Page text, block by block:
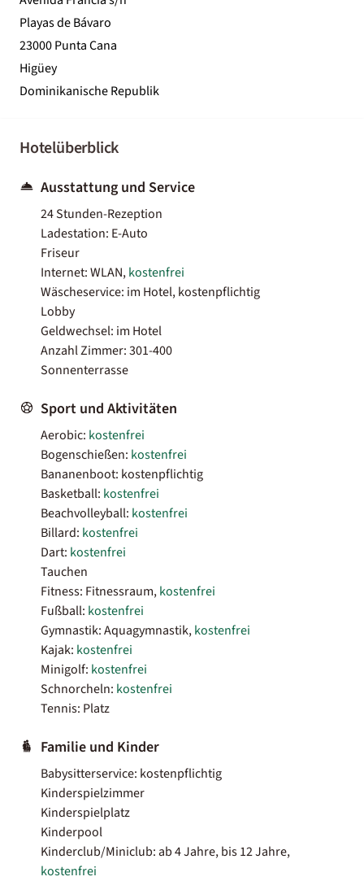
Playas de Bávaro
23000 Punta Cana
Higüey
Dominikanische Republik
Hotelüberblick
Ausstattung und Service
24 Stunden-Rezeption
Ladestation: E-Auto
Friseur
Internet: WLAN,kostenfrei
Wäscheservice: im Hotel, kostenpflichtig
Lobby
Geldwechsel: im Hotel
Anzahl Zimmer: 301-400
Sonnenterrasse
Sport und Aktivitäten
Aerobic: kostenfrei
Bogenschießen: kostenfrei
Bananenboot: kostenpflichtig
Basketball: kostenfrei
Beachvolleyball: kostenfrei
Billard: kostenfrei
Dart: kostenfrei
Tauchen
Fitness: Fitnessraum,kostenfrei
Fußball: kostenfrei
Gymnastik: Aquagymnastik,kostenfrei
Kajak: kostenfrei
Minigolf: kostenfrei
Schnorcheln: kostenfrei
Tennis: Platz
Familie und Kinder
Babysitterservice: kostenpflichtig
Kinderspielzimmer
Kinderspielplatz
Kinderpool
Kinderclub/Miniclub: ab 4 Jahre, bis 12 Jahre,
kostenfrei